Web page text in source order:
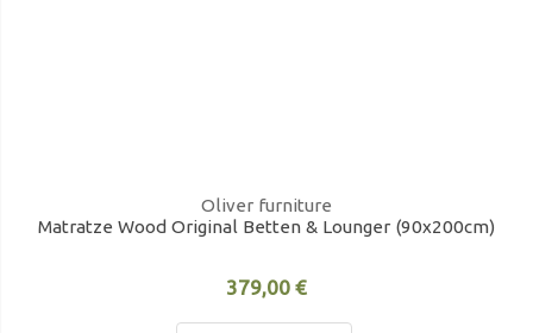
Oliver furniture
Matratze Wood Original Betten & Lounger (90x200cm)
379,00 €